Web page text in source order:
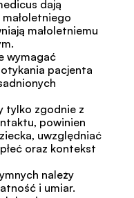
dają
małoletniemu
wymagać
pacjenta
tylko zgodnie z
powinien
uwzględniać
oraz kontekst
należy
i umiar.